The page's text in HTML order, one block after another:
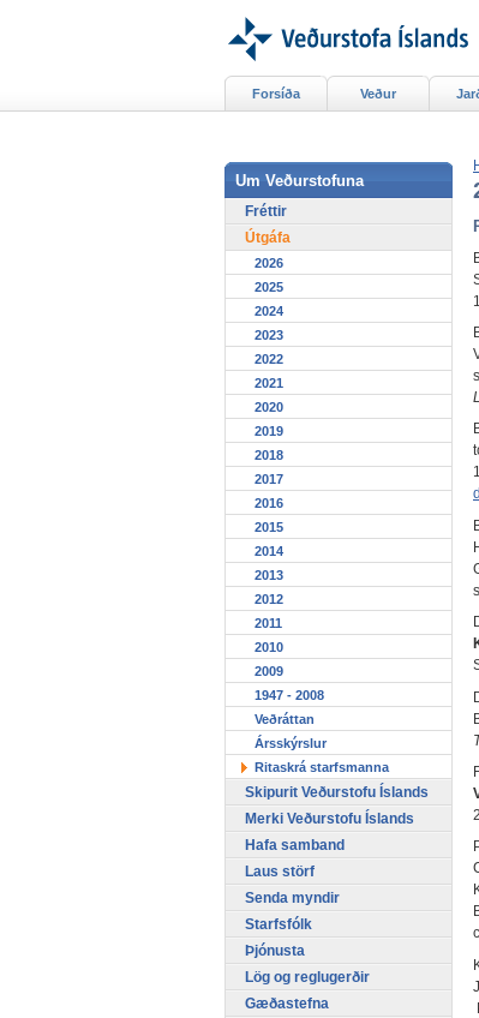
Forsíða Veður
Um Veðurstofuna
Fréttir
Útgáfa
2026
2025
2024
2023
2022
2021
2020
2019
2018
2017
2016
2015
2014
2013
2012
2011
2010
2009
1947 - 2008
Veðráttan
Ársskýrslur
Ritaskrá starfsmanna
Skipurit Veðurstofu Íslands
Merki Veðurstofu Íslands
Hafa samband
Laus störf
Senda myndir
Starfsfólk
Þjónusta
Lög og reglugerðir
Gæðastefna